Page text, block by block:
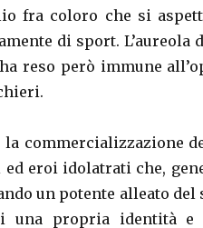
fra coloro che si
di sport.
reso però immune
la commercializzazione
eroi idolatrati che,
un potente alleato del
una propria identità e